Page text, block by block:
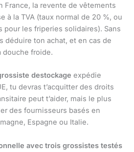
France, la revente de vêtements
à la TVA (taux normal de 20 %, ou
pour les friperies solidaires). Sans
déduire ton achat, et en cas de
douche froide.
destockage expédie
tu devras t’acquitter des droits
peut t’aider, mais le plus
des fournisseurs basés en
Espagne ou Italie.
avec trois grossistes testés